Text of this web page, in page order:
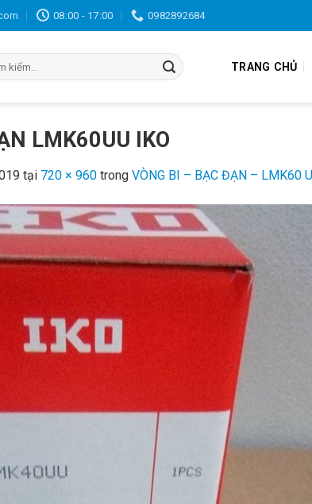
08:00 - 17:00 0982892684
TRANG CHỦ
LMK60UU IKO
tại 720 × 960 trong VÒNG BI – BẠC ĐẠN – LMK60